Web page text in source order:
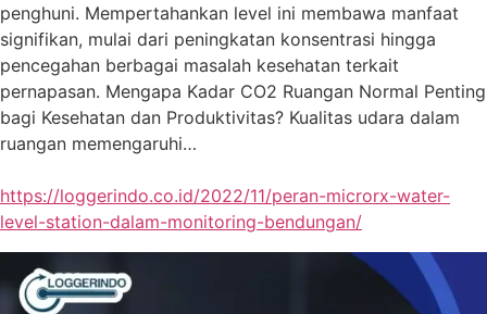
penghuni. Mempertahankan level ini membawa manfaat
signifikan, mulai dari peningkatan konsentrasi hingga
pencegahan berbagai masalah kesehatan terkait
pernapasan. Mengapa Kadar CO2 Ruangan Normal Penting
bagi Kesehatan dan Produktivitas? Kualitas udara dalam
ruangan memengaruhi…
https://loggerindo.co.id/2022/11/peran-microrx-water-
level-station-dalam-monitoring-bendungan/